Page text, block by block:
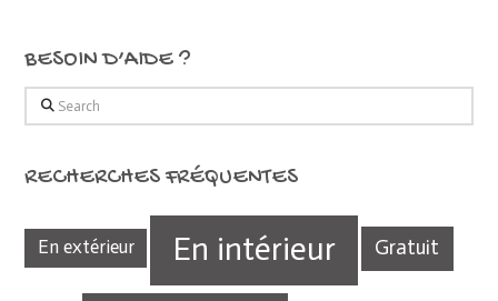
BESOIN D’AIDE ?
Search
RECHERCHES FRÉQUENTES
En extérieur En intérieur Gratuit